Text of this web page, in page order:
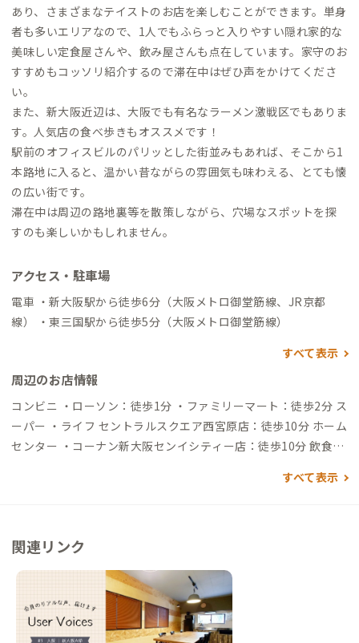
あり、さまざまなテイストのお店を楽しむことができます。単身
者も多いエリアなので、1人でもふらっと入りやすい隠れ家的な
美味しい定食屋さんや、飲み屋さんも点在しています。家守のお
すすめもコッソリ紹介するので滞在中はぜひ声をかけてくださ
い。
また、新大阪近辺は、大阪でも有名なラーメン激戦区でもありま
す。人気店の食べ歩きもオススメです！
駅前のオフィスビルのパリッとした街並みもあれば、そこから1
本路地に入ると、温かい昔ながらの雰囲気も味わえる、とても懐
の広い街です。
滞在中は周辺の路地裏等を散策しながら、穴場なスポットを探
すのも楽しいかもしれません。
アクセス・駐車場
電車 ・新大阪駅から徒歩6分（大阪メトロ御堂筋線、JR京都
線） ・東三国駅から徒歩5分（大阪メトロ御堂筋線）
すべて表示
周辺のお店情報
コンビニ ・ローソン：徒歩1分 ・ファミリーマート：徒歩2分 ス
ーパー ・ライフ セントラルスクエア西宮原店：徒歩10分 ホーム
センター ・コーナン新大阪センイシティー店：徒歩10分 飲食店
のオーナシェフ） ・そば 松吟庵：徒歩4分（古民家を改装し
プ） ・新大阪駅構内にも絶品グルメが多数
すべて表示
関連リンク